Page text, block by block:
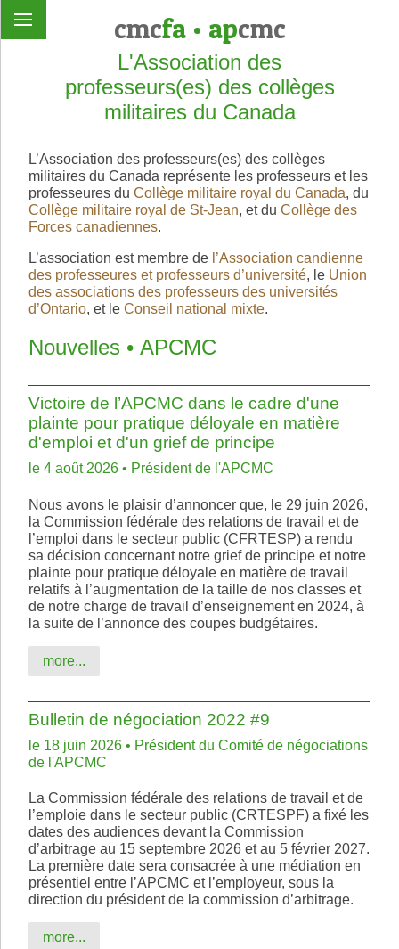
cmcfa• apcmc
L'Association des
professeurs(es) des collèges
militaires du Canada
L’Association des professeurs(es) des collèges
militaires du Canada représente les professeurs et les
professeures du Collège militaire royal du Canada, du
Collège militaire royal de St-Jean, et du Collège des
Forces canadiennes.
L’association est membre de l’Association candienne
des professeures et professeurs d’université, le Union
des associations des professeurs des universités
d’Ontario, et le Conseil national mixte.
Nouvelles • APCMC
Victoire de l’APCMC dans le cadre d'une
plainte pour pratique déloyale en matière
d'emploi et d'un grief de principe
le 4 août 2026 • Président de l'APCMC
Nous avons le plaisir d’annoncer que, le 29 juin 2026,
la Commission fédérale des relations de travail et de
l’emploi dans le secteur public (CFRTESP) a rendu
sa décision concernant notre grief de principe et notre
plainte pour pratique déloyale en matière de travail
relatifs à l’augmentation de la taille de nos classes et
de notre charge de travail d’enseignement en 2024, à
la suite de l’annonce des coupes budgétaires.
more...
Bulletin de négociation 2022 #9
le 18 juin 2026 • Président du Comité de négociations
de l'APCMC
La Commission fédérale des relations de travail et de
l’emploie dans le secteur public (CRTESPF) a fixé les
dates des audiences devant la Commission
d’arbitrage au 15 septembre 2026 et au 5 février 2027.
La première date sera consacrée à une médiation en
présentiel entre l’APCMC et l’employeur, sous la
direction du président de la commission d’arbitrage.
more...